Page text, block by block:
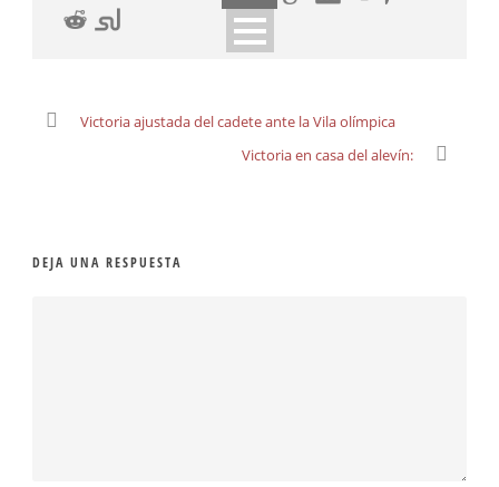
Victoria ajustada del cadete ante la Vila olímpica
Victoria en casa del alevín:
DEJA UNA RESPUESTA